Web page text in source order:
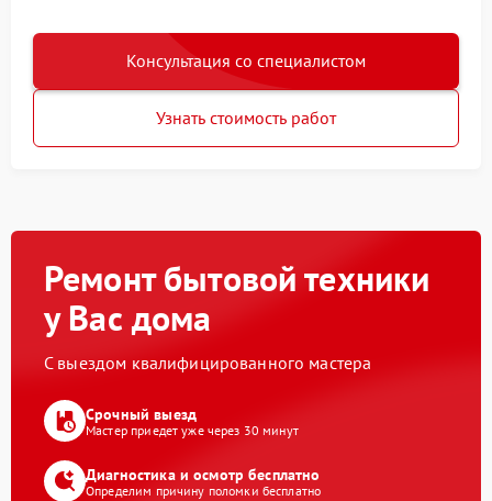
Консультация со специалистом
Узнать стоимость работ
Ремонт бытовой техники
у Вас дома
С выездом квалифицированного мастера
Срочный выезд
Мастер приедет уже через 30 минут
Диагностика и осмотр бесплатно
Определим причину поломки бесплатно